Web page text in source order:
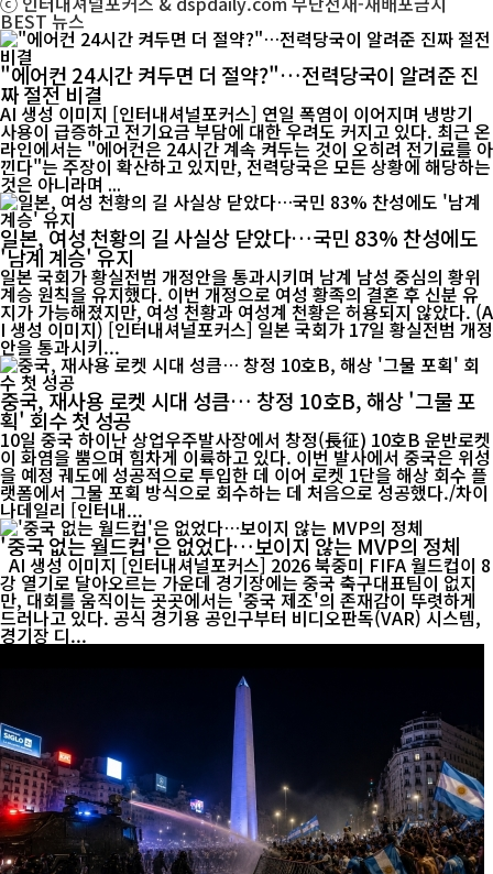
BEST뉴스
"에어컨 24시간 켜두면 더 절약?"…전력당국이 알려준 진
짜 절전 비결
AI 생성 이미지 [인터내셔널포커스] 연일 폭염이 이어지며 냉방기
사용이 급증하고 전기요금 부담에 대한 우려도 커지고 있다. 최근 온
라인에서는 "에어컨은 24시간 계속 켜두는 것이 오히려 전기료를 아
낀다"는 주장이 확산하고 있지만, 전력당국은 모든 상황에 해당하는
것은 아니라며 ...
일본, 여성 천황의 길 사실상 닫았다…국민 83% 찬성에도
'남계 계승' 유지
일본 국회가 황실전범 개정안을 통과시키며 남계 남성 중심의 황위
계승 원칙을 유지했다. 이번 개정으로 여성 황족의 결혼 후 신분 유
지가 가능해졌지만, 여성 천황과 여성계 천황은 허용되지 않았다. (A
I 생성 이미지) [인터내셔널포커스] 일본 국회가 17일 황실전범 개정
안을 통과시키...
중국, 재사용 로켓 시대 성큼… 창정 10호B, 해상 '그물 포
획' 회수 첫 성공
10일 중국 하이난 상업우주발사장에서 창정(長征) 10호B 운반로켓
이 화염을 뿜으며 힘차게 이륙하고 있다. 이번 발사에서 중국은 위성
을 예정 궤도에 성공적으로 투입한 데 이어 로켓 1단을 해상 회수 플
랫폼에서 그물 포획 방식으로 회수하는 데 처음으로 성공했다./차이
나데일리 [인터내...
'중국 없는 월드컵'은 없었다…보이지 않는 MVP의 정체
강 열기로 달아오르는 가운데 경기장에는 중국 축구대표팀이 없지
만, 대회를 움직이는 곳곳에서는 '중국 제조'의 존재감이 뚜렷하게
드러나고 있다. 공식 경기용 공인구부터 비디오판독(VAR) 시스템,
경기장 디...